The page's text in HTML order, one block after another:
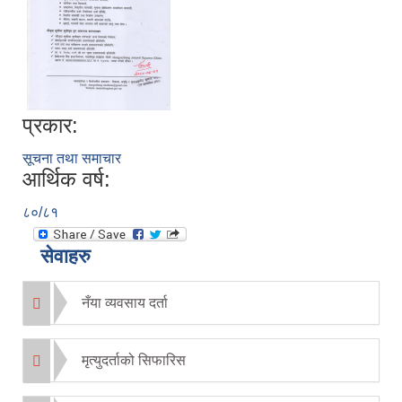
प्रकार:
सूचना तथा समाचार
आर्थिक वर्ष:
८०/८१
सेवाहरु
नँया व्यवसाय दर्ता
मृत्युदर्ताको सिफारिस